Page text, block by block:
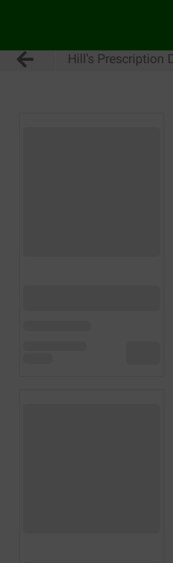
Hill's Prescription